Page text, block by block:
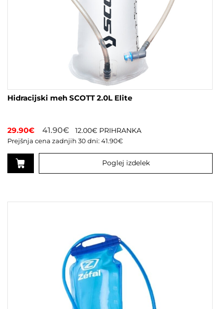
Hidracijski meh SCOTT 2.0L Elite
29.90€ 41.90€ 12.00€ PRIHRANKA
Prejšnja cena zadnjih 30 dni: 41.90€
Poglej izdelek